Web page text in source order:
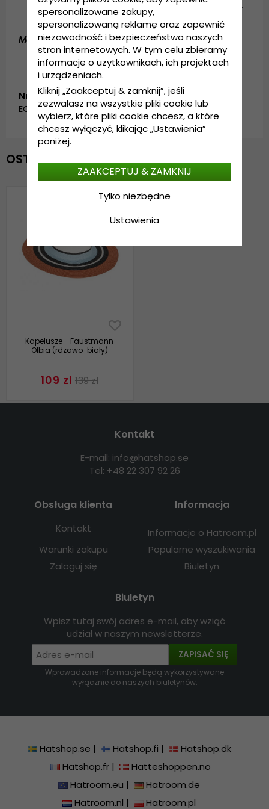
Opaska z ozdobnymi drewnianymi koralikami.
Potnik z grosgrainu.
Materiał:100% słoma papierowa.
Numer artykułu:
EOL_36024
OSTATNIO OGLĄDANE
Kapelusze - Faustmann
Olbia (rdzawo-biały)
109 zl 139 zl
Kontakt
E-mail: info@hatshop.se
Tel: +48 22 307 92 26
Obsługa klienta
Kontakt
Warunki zakupu
Zaloguj się
Informacja
Informacje o Hatroom.pl
Popularne wyszukiwania
Biuletyn
Biuletyn
Wpisz tutaj swój adres e-mail, aby wziąć
udział w naszym newsletterze.
ZAPISAĆ SIĘ
Wprowadzone informacje będą wykorzystywane
wyłącznie do naszych biuletynów.
Hatshop.se | Hatshop.fi |
Hatshop.dk
Hatshop.fr|
Hatteshoppen.no
Hatroom.eu |
Hatroom.de
Hatroom.nl | Hatroom.pl
spersonalizowane zakupy,
spersonalizowaną reklamę oraz zapewnić
niezawodność i bezpieczeństwo naszych
stron internetowych. W tym celu zbieramy
informacje o użytkownikach, ich projektach
i urządzeniach.
Kliknij „Zaakceptuj & zamknij”, jeśli
zezwalasz na wszystkie pliki cookie lub
wybierz, które pliki cookie chcesz, a które
chcesz wyłączyć, klikając „Ustawienia”
poniżej.
Ustawienia
Tylko niezbędne
ZAAKCEPTUJ & ZAMKNIJ